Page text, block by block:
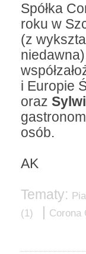
Spółka
roku w
(z
i Europie
oraz
osób.
AK
Tematy:
(1)
| Corona